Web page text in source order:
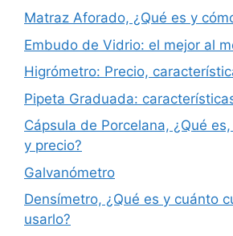
Matraz Aforado, ¿Qué es y
Embudo de Vidrio: el mejor al
Higrómetro: Precio,
Pipeta Graduada:
Cápsula de Porcelana, ¿Qué
y precio?
Galvanómetro
Densímetro, ¿Qué es y cuánto
usarlo?